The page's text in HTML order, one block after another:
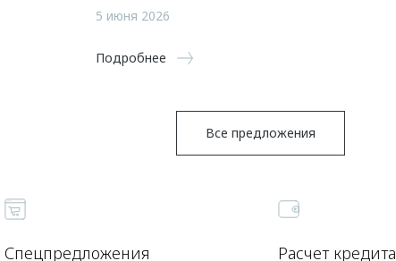
5 июня 2026
Подробнее
Все предложения
Спецпредложения Расчет кредита